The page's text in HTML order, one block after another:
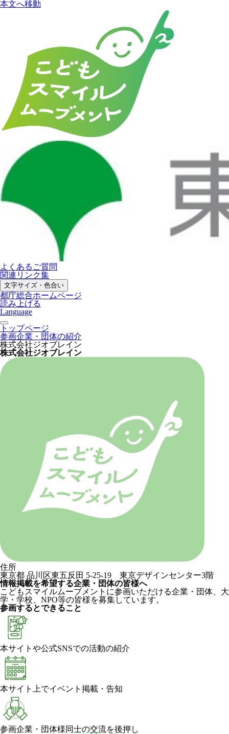
本文へ移動
よくあるご質問
関連リンク集
文字サイズ・色合い
都庁総合ホームページ
読み上げる
Language
トップページ
参画企業・団体の紹介
株式会社ジオブレイン
株式会社ジオブレイン
住所
東京都 品川区東五反田 5-25-19 東京デザインセンター3階
情報掲載を希望する企業・団体の皆様へ
こどもスマイルムーブメントに参画いただける企業・団体、大
学・学校、NPO等の皆様を募集しています。
参画するとできること
本サイトや公式SNSでの活動の紹介
本サイト上でイベント掲載・告知
参画企業・団体様同士の交流を後押し